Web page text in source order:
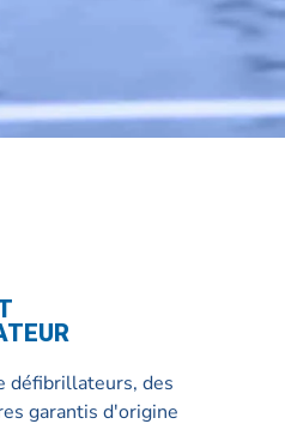
défibrillateurs, des
garantis d'origine